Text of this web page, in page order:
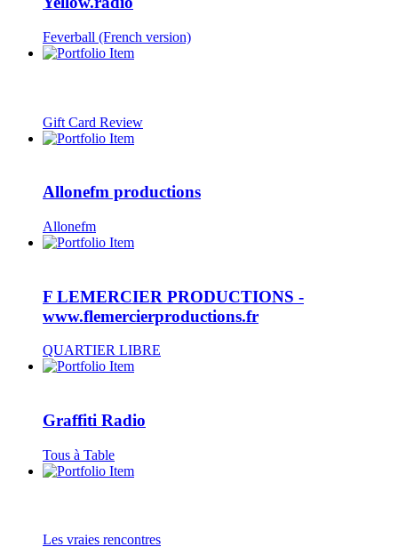
Feverball (French version)
Gift Card Review
Allonefm productions
Allonefm
F LEMERCIER PRODUCTIONS -
www.flemercierproductions.fr
QUARTIER LIBRE
Graffiti Radio
Tous à Table
Les vraies rencontres